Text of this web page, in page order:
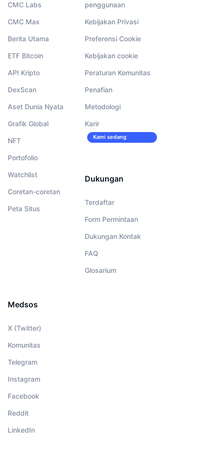
CMC Labs
CMC Max
Berita Utama
ETF Bitcoin
API Kripto
DexScan
Aset Dunia Nyata
Grafik Global
NFT
Portofolio
Watchlist
Coretan-coretan
Peta Situs
penggunaan
Kebijakan Privasi
Preferensi Cookie
Kebijakan cookie
Peraturan Komunitas
Penafian
Metodologi
Karir
Kami sedang
Dukungan
Terdaftar
Form Permintaan
Dukungan Kontak
FAQ
Glosarium
Medsos
X (Twitter)
Komunitas
Telegram
Instagram
Facebook
Reddit
LinkedIn